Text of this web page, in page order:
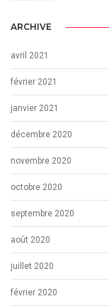
ARCHIVE
avril 2021
février 2021
janvier 2021
décembre 2020
novembre 2020
octobre 2020
septembre 2020
août 2020
juillet 2020
février 2020